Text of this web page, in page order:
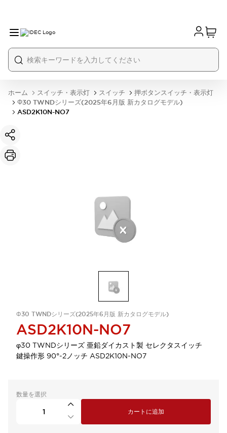
ホーム スイッチ・表示灯 スイッチ
押ボタンスイッチ・表示灯
Φ30 TWNDシリーズ(2025年6月版 新カタログモデル)
ASD2K10N-NO7
Φ30 TWNDシリーズ(2025年6月版 新カタログモデル)
ASD2K10N-NO7
φ30 TWNDシリーズ 亜鉛ダイカスト製 セレクタスイッチ
鍵操作形 90°-2ノッチ ASD2K10N-NO7
数量を選択
カートに追加